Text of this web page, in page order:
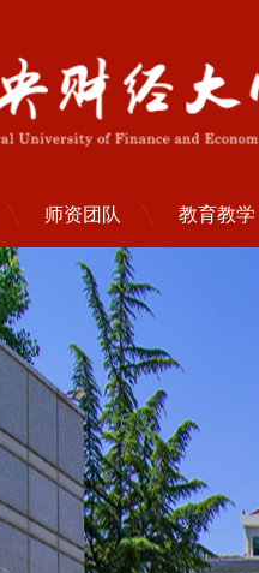
师资团队 教育教学